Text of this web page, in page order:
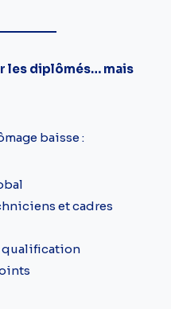
les diplômés… mais
baisse :
et cadres
qualification